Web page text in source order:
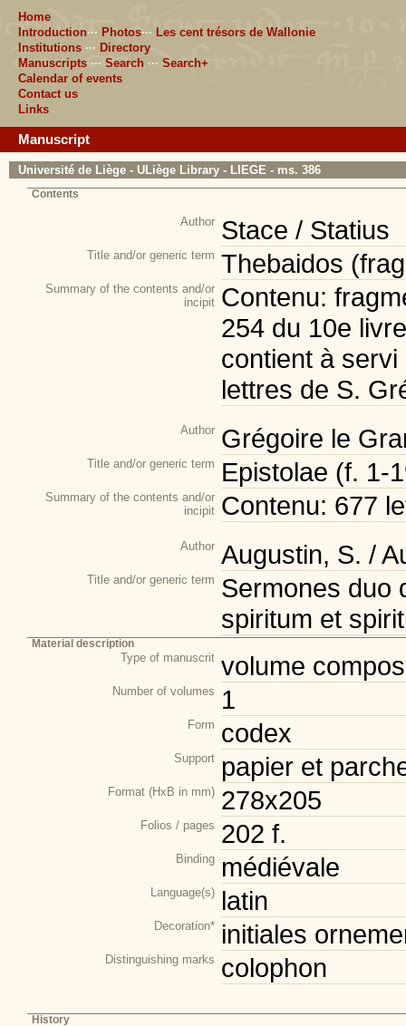
Home
Introduction··· Photos··· Les cent trésors de Wallonie
Institutions ··· Directory
Manuscripts ··· Search ··· Search+
Calendar of events
Contact us
Links
Manuscript
Université de Liège - ULiège Library - LIEGE - ms. 386
Contents
Author Stace / Statius
Title and/or generic term Thebaidos
Summary of the contents and/or
incipit Contenu:
254 du 10e
contient à
lettres de S.
Author Grégoire le
Title and/or generic term Epistolae (f. 1-
Summary of the contents and/or
incipit Contenu: 677
Author Augustin, S. /
Title and/or generic term Sermones duo
spiritum et
Material description
Type of manuscrit volume
Number of volumes 1
Form codex
Support papier et
Format (HxB in mm) 278x205
Folios / pages 202 f.
Binding médiévale
Language(s) latin
Decoration* initiales
Distinguishing marks colophon
History